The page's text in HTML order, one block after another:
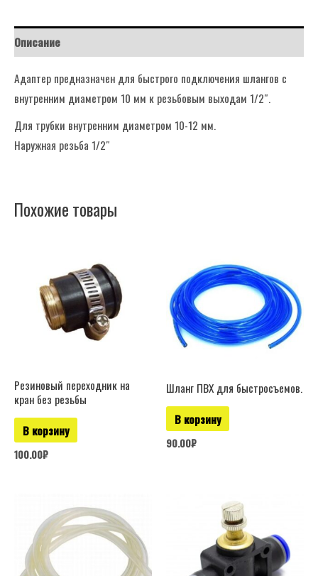
Описание
Адаптер предназначен для быстрого подключения шлангов с
внутренним диаметром 10 мм к резьбовым выходам 1/2″.
Для трубки внутренним диаметром 10-12 мм.
Наружная резьба 1/2″
Похожие товары
Резиновый переходник на
кран без резьбы
В корзину
100.00₽
Шланг ПВХ для быстросъемов.
В корзину
90.00₽
имеет